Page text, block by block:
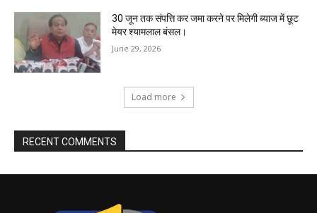
30 जून तक संपत्ति कर जमा करने पर मिलेगी ब्याज में छूट
मेयर श्यामलाल बंसल।
June 29, 2026
Load more
RECENT COMMENTS